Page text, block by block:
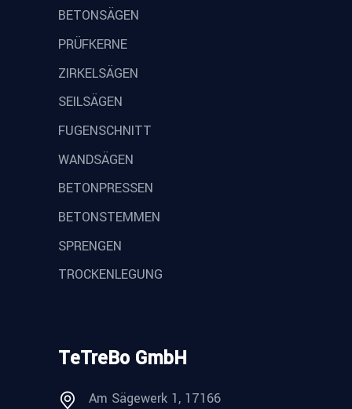
BETONSÄGEN
PRÜFKERNE
ZIRKELSÄGEN
SEILSÄGEN
FUGENSCHNITT
WANDSÄGEN
BETONPRESSEN
BETONSTEMMEN
SPRENGEN
TROCKENLEGUNG
TeTreBo GmbH
Am Sägewerk 1, 17166